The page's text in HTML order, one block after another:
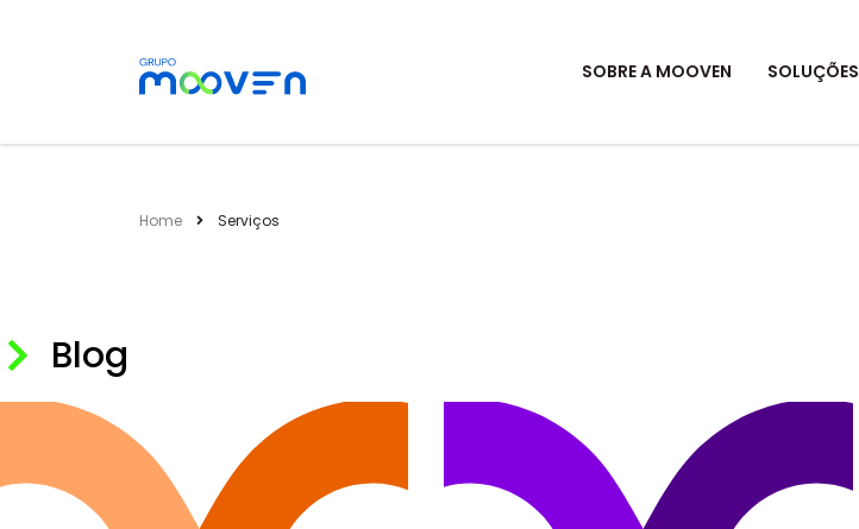
SOBRE A MOOVEN SOLUÇÕES
Home Serviços
Blog